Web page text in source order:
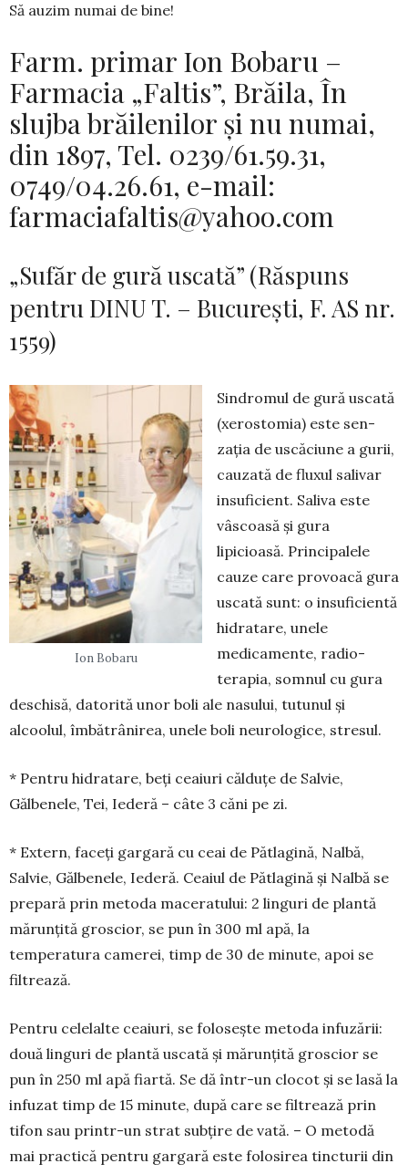
Să auzim numai de bine!
Farm. primar Ion Bobaru –
Farmacia „Faltis”, Brăila, În
slujba brăilenilor și nu numai,
din 1897, Tel. 0239/61.59.31,
0749/04.26.61, e-mail:
farmaciafaltis@yahoo.com
„Sufăr de gură uscată” (Răspuns
pentru DINU T. – București, F. AS nr.
1559)
Ion Bobaru
Sindromul de gură uscată
(xerostomia) este sen­
zația de uscăciune a gurii,
cauzată de fluxul salivar
insuficient. Saliva este
vâscoasă și gura
lipicioasă. Principalele
cauze care provoacă gura
uscată sunt: o insuficientă
hidratare, unele
medicamente, radio­
terapia, somnul cu gura
deschisă, datorită unor boli ale nasului, tutunul și
alcoolul, îmbătrânirea, unele boli neurologice, stresul.
* Pentru hidratare, beți ceaiuri călduțe de Sal­vie,
Gălbenele, Tei, Iederă – câte 3 căni pe zi.
* Extern, faceți gargară cu ceai de Pătlagină, Nalbă,
Salvie, Gălbenele, Iederă. Ceaiul de Pătla­gină și Nalbă se
prepară prin metoda maceratului: 2 linguri de plantă
mărunțită groscior, se pun în 300 ml apă, la
temperatura camerei, timp de 30 de minute, apoi se
filtrează.
Pentru celelalte ceaiuri, se folosește metoda infuzării:
două linguri de plantă uscată și mărunțită groscior se
pun în 250 ml apă fiartă. Se dă într-un clocot și se lasă la
infuzat timp de 15 minute, după care se filtrează prin
tifon sau printr-un strat subțire de vată. – O metodă
mai practică pentru gargară este folosirea tincturii din